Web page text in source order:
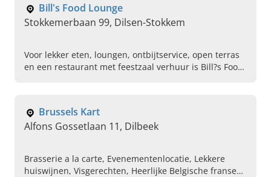
Bill's Food Lounge
Stokkemerbaan 99, Dilsen-Stokkem
Voor lekker eten, loungen, ontbijtservice, open terras
en een restaurant met feestzaal verhuur is Bill?s Food
Brussels Kart
Alfons Gossetlaan 11, Dilbeek
Brasserie a la carte, Evenementenlocatie, Lekkere
huiswijnen, Visgerechten, Heerlijke Belgische franse